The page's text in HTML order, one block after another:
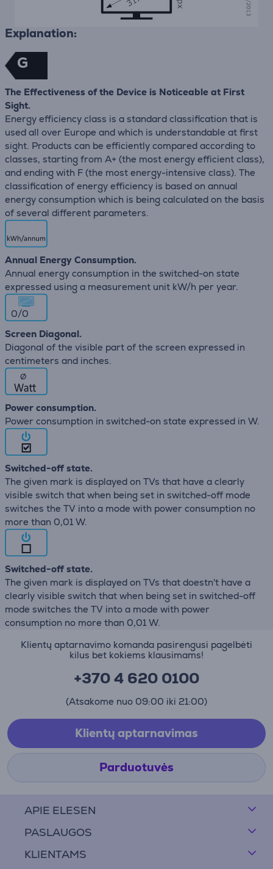
Explanation:
G
The Effectiveness of the Device is Noticeable at First
Sight.
Energy efficiency class is a standard classification that is
used all over Europe and which is understandable at first
sight. Products can be efficiently compared according to
classes, starting from A+ (the most energy efficient class),
and ending with F (the most energy-intensive class). The
classification of energy efficiency is based on annual
energy consumption which is being calculated on the basis
of several different parameters.
Annual Energy Consumption.
Annual energy consumption in the switched-on state
expressed using a measurement unit kW/h per year.
0/0
Screen Diagonal.
Diagonal of the visible part of the screen expressed in
centimeters and inches.
∅
Power consumption.
Power consumption in switched-on state expressed in W.
Switched-off state.
The given mark is displayed on TVs that have a clearly
visible switch that when being set in switched-off mode
switches the TV into a mode with power consumption no
more than 0,01 W.
Switched-off state.
The given mark is displayed on TVs that doestn't have a
clearly visible switch that when being set in switched-off
mode switches the TV into a mode with power
consumption no more than 0,01 W.
APIE ELESEN
PASLAUGOS
KLIENTAMS
Klientų aptarnavimo komanda pasirengusi pagelbėti
kilus bet kokiems klausimams!
+370 4 620 0100
(Atsakome nuo 09:00 iki 21:00)
Klientų aptarnavimas
Parduotuvės